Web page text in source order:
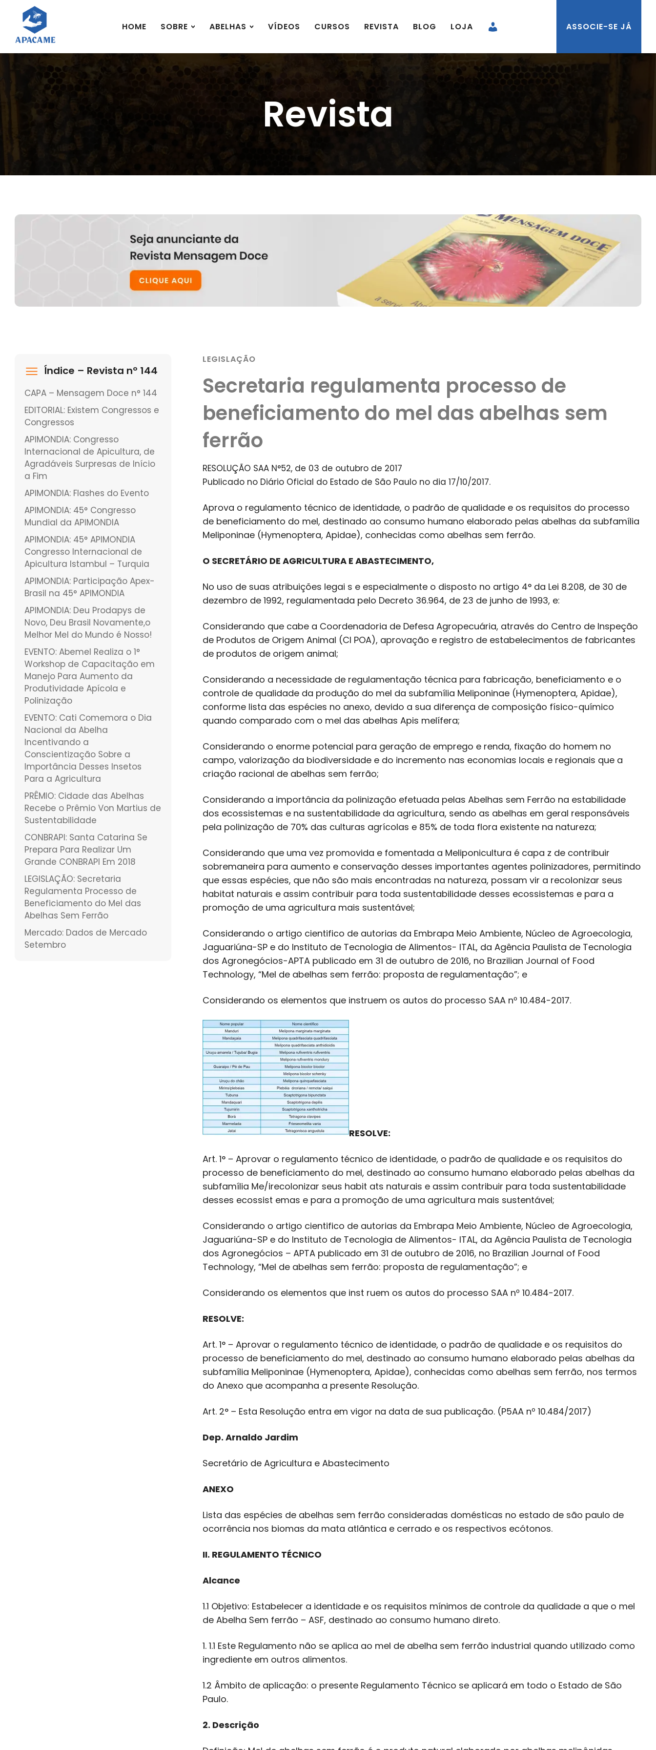
HOME SOBRE ABELHAS VÍDEOS CURSOS REVISTA BLOG LOJA ASSOCIE-SE JÁ
Revista
Índice – Revista nº 144
CAPA – Mensagem Doce n° 144
EDITORIAL: Existem Congressos e
Congressos
APIMONDIA: Congresso
Internacional de Apicultura, de
Agradáveis Surpresas de Início
a Fim
APIMONDIA: Flashes do Evento
APIMONDIA: 45° Congresso
Mundial da APIMONDIA
APIMONDIA: 45° APIMONDIA
Congresso Internacional de
Apicultura Istambul – Turquia
APIMONDIA: Participação Apex-
Brasil na 45° APIMONDIA
APIMONDIA: Deu Prodapys de
Novo, Deu Brasil Novamente,o
Melhor Mel do Mundo é Nosso!
EVENTO: Abemel Realiza o 1°
Workshop de Capacitação em
Manejo Para Aumento da
Produtividade Apícola e
Polinização
EVENTO: Cati Comemora o Dia
Nacional da Abelha
Incentivando a
Conscientização Sobre a
Importância Desses Insetos
Para a Agricultura
PRÊMIO: Cidade das Abelhas
Recebe o Prêmio Von Martius de
Sustentabilidade
CONBRAPI: Santa Catarina Se
Prepara Para Realizar Um
Grande CONBRAPI Em 2018
LEGISLAÇÃO: Secretaria
Regulamenta Processo de
Beneficiamento do Mel das
Abelhas Sem Ferrão
Mercado: Dados de Mercado
Setembro
LEGISLAÇÃO
Secretaria regulamenta processo de
beneficiamento do mel das abelhas sem
ferrão
RESOLUÇÃO SAA N°52, de 03 de outubro de 2017
Publicado no Diário Oficial do Estado de São Paulo no dia 17/10/2017.
Aprova o regulamento técnico de identidade, o padrão de qualidade e os requisitos do processo
de beneficiamento do mel, destinado ao consumo humano elaborado pelas abelhas da subfamília
Meliponinae (Hymenoptera, Apidae), conhecidas como abelhas sem ferrão.
O SECRETÁRIO DE AGRICULTURA E ABASTECIMENTO,
No uso de suas atribuições legai s e especialmente o disposto no artigo 4° da Lei 8.208, de 30 de
dezembro de 1992, regulamentada pelo Decreto 36.964, de 23 de junho de 1993, e:
Considerando que cabe a Coordenadoria de Defesa Agropecuária, através do Centro de Inspeção
de Produtos de Origem Animal (CI POA), aprovação e registro de estabelecimentos de fabricantes
de produtos de origem animal;
Considerando a necessidade de regulamentação técnica para fabricação, beneficiamento e o
controle de qualidade da produção do mel da subfamília Meliponinae (Hymenoptera, Apidae),
conforme lista das espécies no anexo, devido a sua diferença de composição físico-químico
quando comparado com o mel das abelhas Apis melífera;
Considerando o enorme potencial para geração de emprego e renda, fixação do homem no
campo, valorização da biodiversidade e do incremento nas economias locais e regionais que a
criação racional de abelhas sem ferrão;
Considerando a importância da polinização efetuada pelas Abelhas sem Ferrão na estabilidade
dos ecossistemas e na sustentabilidade da agricultura, sendo as abelhas em geral responsáveis
pela polinização de 70% das culturas agrícolas e 85% de toda flora existente na natureza;
Considerando que uma vez promovida e fomentada a Meliponicultura é capa z de contribuir
sobremaneira para aumento e conservação desses importantes agentes polinizadores, permitindo
que essas espécies, que não são mais encontradas na natureza, possam vir a recolonizar seus
habitat naturais e assim contribuir para toda sustentabilidade desses ecossistemas e para a
promoção de uma agricultura mais sustentável;
Considerando o artigo cientifico de autorias da Embrapa Meio Ambiente, Núcleo de Agroecologia,
Jaguariúna-SP e do Instituto de Tecnologia de Alimentos- ITAL, da Agência Paulista de Tecnologia
dos Agronegócios-APTA publicado em 31 de outubro de 2016, no Brazilian Journal of Food
Technology, “Mel de abelhas sem ferrão: proposta de regulamentação”; e
Considerando os elementos que instruem os autos do processo SAA nº 10.484-2017.
RESOLVE:
Art. 1° – Aprovar o regulamento técnico de identidade, o padrão de qualidade e os requisitos do
processo de beneficiamento do mel, destinado ao consumo humano elaborado pelas abelhas da
subfamília Me/irecolonizar seus habit ats naturais e assim contribuir para toda sustentabilidade
desses ecossist emas e para a promoção de uma agricultura mais sustentável;
Considerando o artigo cientifico de autorias da Embrapa Meio Ambiente, Núcleo de Agroecologia,
Jaguariúna-SP e do Instituto de Tecnologia de Alimentos- ITAL, da Agência Paulista de Tecnologia
dos Agronegócios – APTA publicado em 31 de outubro de 2016, no Brazilian Journal of Food
Technology, “Mel de abelhas sem ferrão: proposta de regulamentação”; e
Considerando os elementos que inst ruem os autos do processo SAA nº 10.484-2017.
RESOLVE:
Art. 1° – Aprovar o regulamento técnico de identidade, o padrão de qualidade e os requisitos do
processo de beneficiamento do mel, destinado ao consumo humano elaborado pelas abelhas da
subfamília Meliponinae (Hymenoptera, Apidae), conhecidas como abelhas sem ferrão, nos termos
do Anexo que acompanha a presente Resolução.
Art. 2° – Esta Resolução entra em vigor na data de sua publicação. (P5AA nº 10.484/2017)
Dep. Arnaldo Jardim
Secretário de Agricultura e Abastecimento
ANEXO
Lista das espécies de abelhas sem ferrão consideradas domésticas no estado de são paulo de
ocorrência nos biomas da mata atlântica e cerrado e os respectivos ecótonos.
II. REGULAMENTO TÉCNICO
Alcance
1.1 Objetivo: Estabelecer a identidade e os requisitos mínimos de controle da qualidade a que o mel
de Abelha Sem ferrão – ASF, destinado ao consumo humano direto.
1. 1.1 Este Regulamento não se aplica ao mel de abelha sem ferrão industrial quando utilizado como
ingrediente em outros alimentos.
1.2 Âmbito de aplicação: o presente Regulamento Técnico se aplicará em todo o Estado de São
Paulo.
2. Descrição